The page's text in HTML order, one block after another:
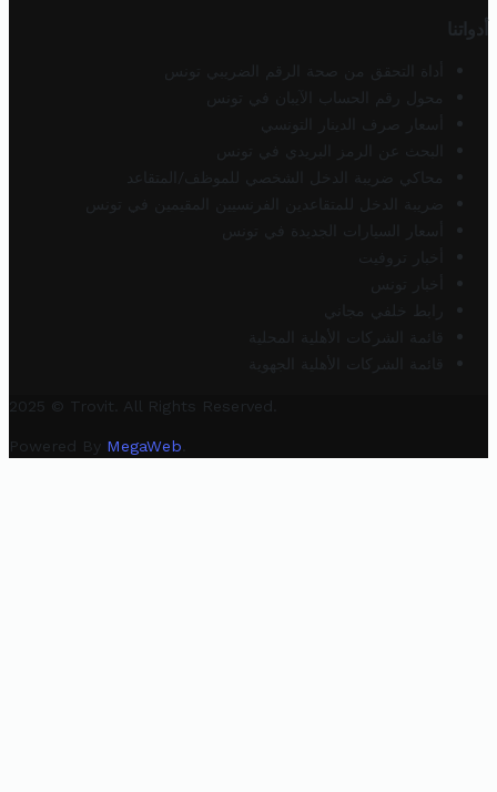
أدواتنا
أداة التحقق من صحة الرقم الضريبي تونس
محول رقم الحساب الآيبان في تونس
أسعار صرف الدينار التونسي
البحث عن الرمز البريدي في تونس
محاكي ضريبة الدخل الشخصي للموظف/المتقاعد
ضريبة الدخل للمتقاعدين الفرنسيين المقيمين في تونس
أسعار السيارات الجديدة في تونس
أخبار تروفيت
أخبار تونس
رابط خلفي مجاني
قائمة الشركات الأهلية المحلية
قائمة الشركات الأهلية الجهوية
2025 © Trovit. All Rights Reserved.
Powered By MegaWeb